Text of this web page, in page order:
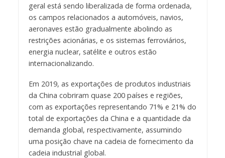
geral está sendo liberalizada de forma ordenada,
os campos relacionados a automóveis, navios,
aeronaves estão gradualmente abolindo as
restrições acionárias, e os sistemas ferroviários,
energia nuclear, satélite e outros estão
internacionalizando.
Em 2019, as exportações de produtos industriais
da China cobriram quase 200 países e regiões,
com as exportações representando 71% e 21% do
total de exportações da China e a quantidade da
demanda global, respectivamente, assumindo
uma posição chave na cadeia de fornecimento da
cadeia industrial global.